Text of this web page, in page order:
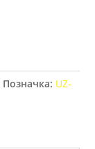
Позначка: UZ-